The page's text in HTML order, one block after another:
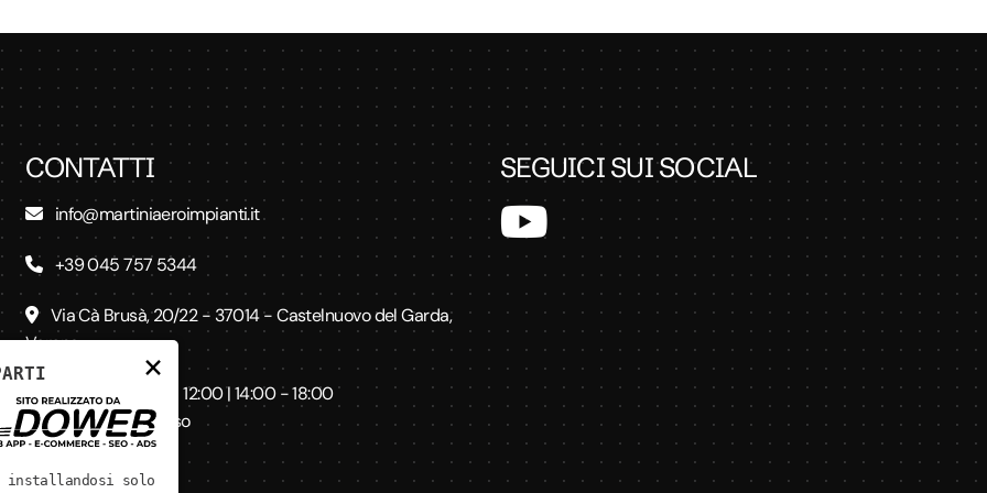
CONTATTI
info@martiniaeroimpianti.it
+39 045 757 5344
Via Cà Brusà, 20/22 - 37014 - Castelnuovo del Garda,
Verona
Lun - Ven: 8:00 - 12:00 | 14:00 - 18:00
Sab - Dom: Chiuso
SEGUICI SUI SOCIAL
×
solo